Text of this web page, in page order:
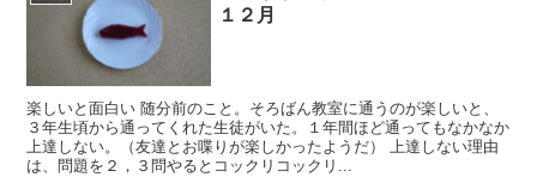
１２月
楽しいと面白い 随分前のこと。そろばん教室に通うのが楽しいと、
３年生頃から通ってくれた生徒がいた。１年間ほど通ってもなかなか
上達しない。（友達とお喋りが楽しかったようだ） 上達しない理由
は、問題を２，３問やるとコックリコックリ...